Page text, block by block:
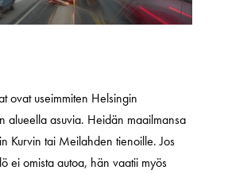
ovat useimmiten Helsingin
alueella asuvia. Heidän maailmansa
Kurvin tai Meilahden tienoille. Jos
ei omista autoa, hän vaatii myös